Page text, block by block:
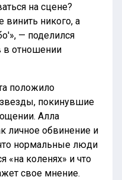
на сцене?
винить никого, а
— поделился
отношении
положило
покинувшие
Алла
личное обвинение и
нормальные люди
«на коленях» и что
свое мнение.